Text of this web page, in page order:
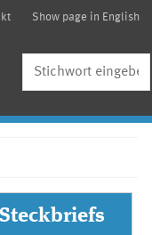
Show page in English